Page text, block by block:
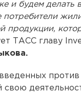
и будем делать
потребители
продукции,
ТАСС главу
против
свою